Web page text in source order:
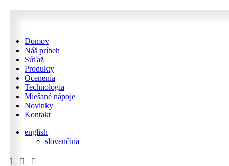
Domov
Náš príbeh
Súťaž
Produkty
Ocenenia
Technológia
Miešané nápoje
Novinky
Kontakt
english
slovenčina